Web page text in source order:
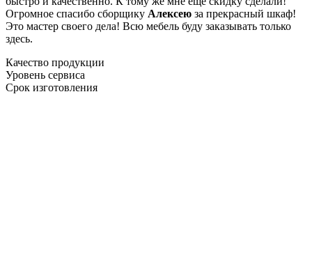
Огромное спасибо сборщику Алексею за прекрасный шкаф!
Это мастер своего дела! Всю мебель буду заказывать только
здесь.
Качество продукции
Уровень сервиса
Срок изготовления